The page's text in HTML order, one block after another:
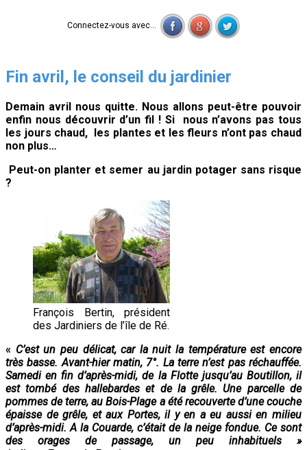
Connectez-vous avec...
Fin avril, le conseil du jardinier
Demain avril nous quitte. Nous allons peut-être pouvoir
enfin nous découvrir d’un fil ! Si nous n’avons pas tous
les jours chaud, les plantes et les fleurs n’ont pas chaud
non plus…
Peut-on planter et semer au jardin potager sans risque
?
François Bertin, président
des Jardiniers de l’île de Ré.
« C’est un peu délicat, car la nuit la température est encore
très basse. Avant-hier matin, 7°. La terre n’est pas réchauffée.
Samedi en fin d’après-midi, de la Flotte jusqu’au Boutillon, il
est tombé des hallebardes et de la grêle. Une parcelle de
pommes de terre, au Bois-Plage a été recouverte d’une couche
épaisse de grêle, et aux Portes, il y en a eu aussi en milieu
d’après-midi.A la Couarde, c’était de la neige fondue. Ce sont
des orages de passage, un peu inhabituels »